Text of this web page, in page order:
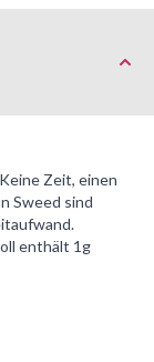
Zeit, einen
Sweed sind
enthält 1g